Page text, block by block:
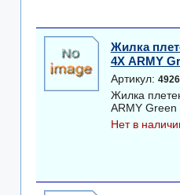
Жилка
4Х ARMY
Артикул:
Жилка
ARMY Green
Нет в